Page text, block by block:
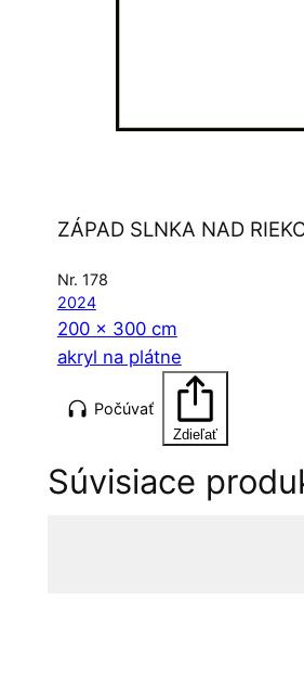
ZÁPAD SLNKA NAD
Nr. 178
2024
200 x 300 cm
akryl na plátne
Počúvať
Zdieľať
Súvisiace